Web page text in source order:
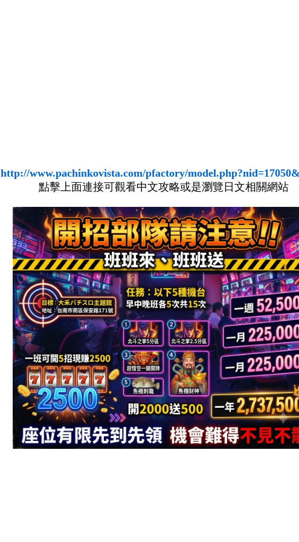
http://www.pachinkovista.com/pfactory/
點擊上面連接可觀看中文攻略或是瀏覽日文相關網站